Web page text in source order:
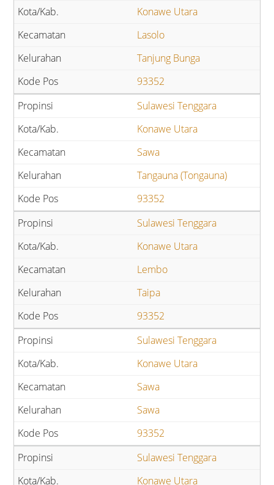
Konawe Utara
Lasolo
Tanjung Bunga
93352
Sulawesi Tenggara
Konawe Utara
Sawa
Tangauna (Tongauna)
93352
Sulawesi Tenggara
Konawe Utara
Lembo
Taipa
93352
Sulawesi Tenggara
Konawe Utara
Sawa
Sawa
93352
Sulawesi Tenggara
Konawe Utara